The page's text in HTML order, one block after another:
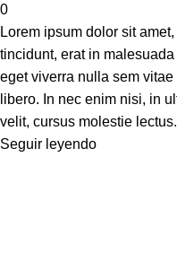
0
Lorem ipsum dolor sit
tincidunt, erat in
eget viverra nulla sem
libero. In nec enim nisi, in
velit, cursus molestie lectus.
Seguir leyendo